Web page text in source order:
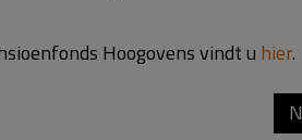
Hoogovens vindt u hier.